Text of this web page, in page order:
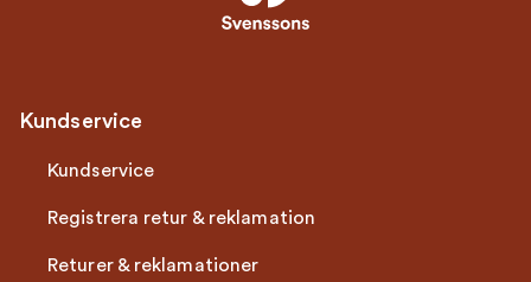
Kundservice
Kundservice
Registrera retur & reklamation
Returer & reklamationer